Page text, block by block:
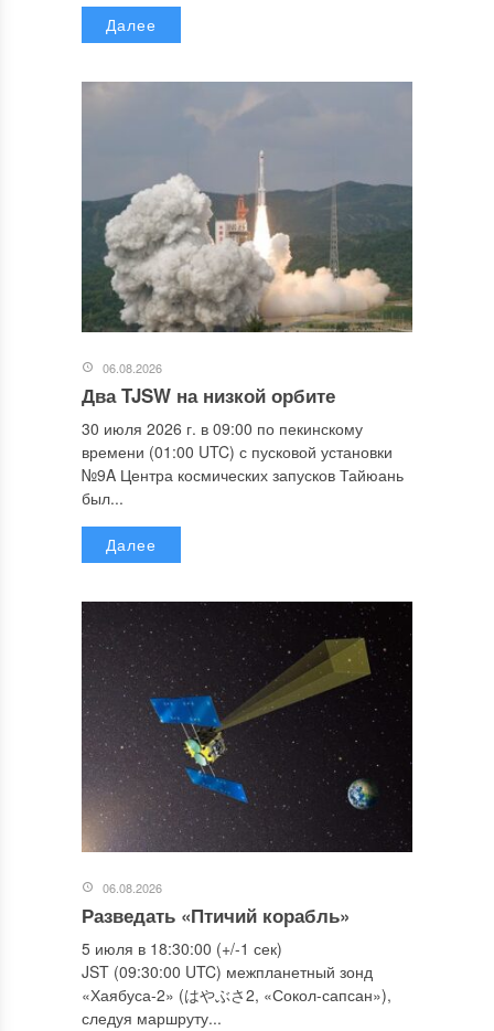
Далее
06.08.2026
Два TJSW на низкой орбите
30 июля 2026 г. в 09:00 по пекинскому
времени (01:00 UTC) с пусковой установки
№9A Центра космических запусков Тайюань
был...
Далее
06.08.2026
Разведать «Птичий корабль»
5 июля в 18:30:00 (+/-1 сек)
JST (09:30:00 UTC) межпланетный зонд
«Хаябуса-2» (はやぶさ2, «Сокол-сапсан»),
следуя маршруту...